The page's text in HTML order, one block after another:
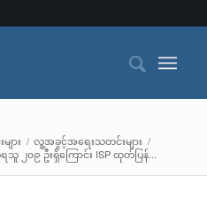
ျား / လူ့အခွင့်အရေးသတင်းများ /
၉ ဦးရှိကြောင်း ISP ထုတ်ပြန်...